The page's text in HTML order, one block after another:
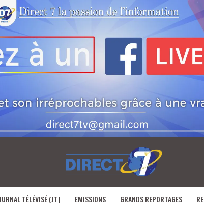
TÉLÉVISÉ (JT) EMISSIONS GRANDS REPORTAGES